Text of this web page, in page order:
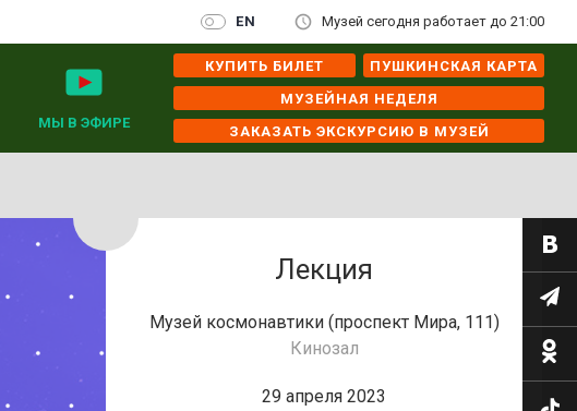
EN Музей сегодня работает до 21:00
МЫ В ЭФИРЕ
КУПИТЬ БИЛЕТ
ПУШКИНСКАЯ КАРТА
МУЗЕЙНАЯ НЕДЕЛЯ
ЗАКАЗАТЬ ЭКСКУРСИЮ В МУЗЕЙ
Лекция
Музей космонавтики (проспект Мира, 111)
Кинозал
29 апреля 2023